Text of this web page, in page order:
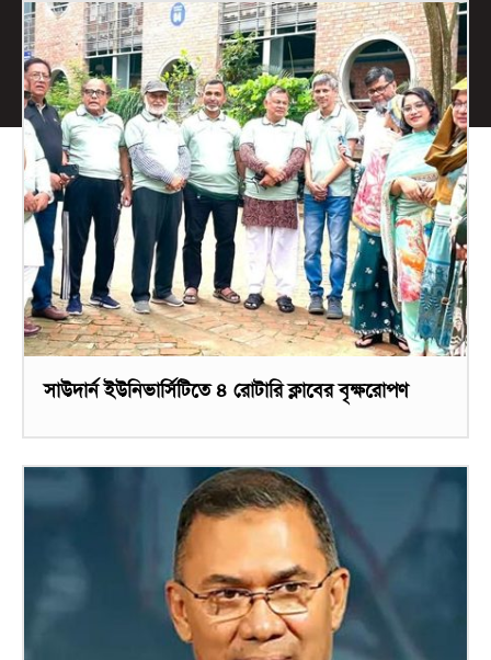
সাউদার্ন ইউনিভার্সিটিতে ৪ রোটারি ক্লাবের বৃক্ষরোপণ